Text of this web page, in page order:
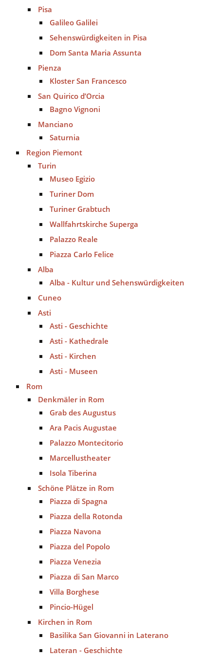
Pisa
Galileo Galilei
Sehenswürdigkeiten in Pisa
Dom Santa Maria Assunta
Pienza
Kloster San Francesco
San Quirico d’Orcia
Bagno Vignoni
Manciano
Saturnia
Region Piemont
Turin
Museo Egizio
Turiner Dom
Turiner Grabtuch
Wallfahrtskirche Superga
Palazzo Reale
Piazza Carlo Felice
Alba
Alba - Kultur und Sehenswürdigkeiten
Cuneo
Asti
Asti - Geschichte
Asti - Kathedrale
Asti - Kirchen
Asti - Museen
Rom
Denkmäler in Rom
Grab des Augustus
Ara Pacis Augustae
Palazzo Montecitorio
Marcellustheater
Isola Tiberina
Schöne Plätze in Rom
Piazza di Spagna
Piazza della Rotonda
Piazza Navona
Piazza del Popolo
Piazza Venezia
Piazza di San Marco
Villa Borghese
Pincio-Hügel
Kirchen in Rom
Basilika San Giovanni in Laterano
Lateran - Geschichte